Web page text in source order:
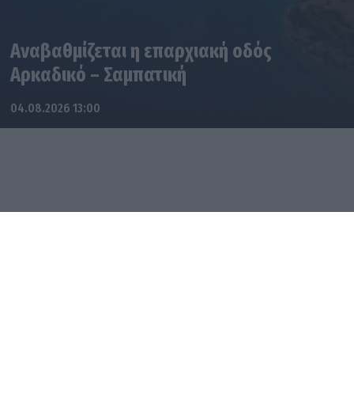
Αναβαθμίζεται η επαρχιακή οδός
Αρκαδικό – Σαμπατική
04.08.2026 13:00